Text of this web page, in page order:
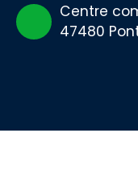
Centre
47480